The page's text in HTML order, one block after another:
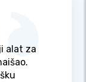
alat za